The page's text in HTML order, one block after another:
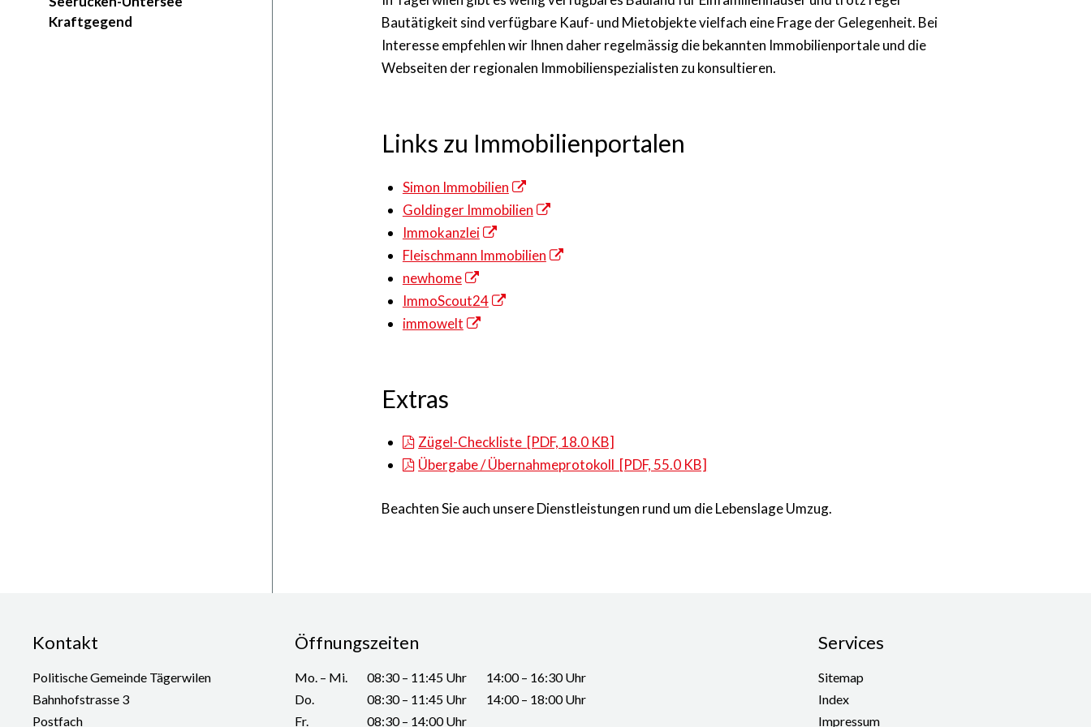
Kraftgegend
Bautätigkeit sind verfügbare Kauf- und Mietobjekte vielfach eine Frage der Gelegenheit. Bei
Interesse empfehlen wir Ihnen daher regelmässig die bekannten Immobilienportale und die
Webseiten der regionalen Immobilienspezialisten zu konsultieren.
Links zu Immobilienportalen
Simon Immobilien
Goldinger Immobilien
Immokanzlei
Fleischmann Immobilien
newhome
ImmoScout24
immowelt
Extras
Zügel-Checkliste [PDF, 18.0 KB]
Übergabe / Übernahmeprotokoll [PDF, 55.0 KB]
Beachten Sie auch unsere Dienstleistungen rund um die Lebenslage Umzug.
Footer
Kontakt
Politische Gemeinde Tägerwilen
Bahnhofstrasse 3
Postfach
Öffnungszeiten
WOCHENTAG VORMITTAG NACHMITTAG
Mo. – Mi. 08:30 – 11:45 Uhr
14:00 – 16:30 Uhr
Do.
08:30 – 11:45 Uhr
14:00 – 18:00 Uhr
Fr.
08:30 – 14:00 Uhr
Services
Sitemap
Index
Impressum